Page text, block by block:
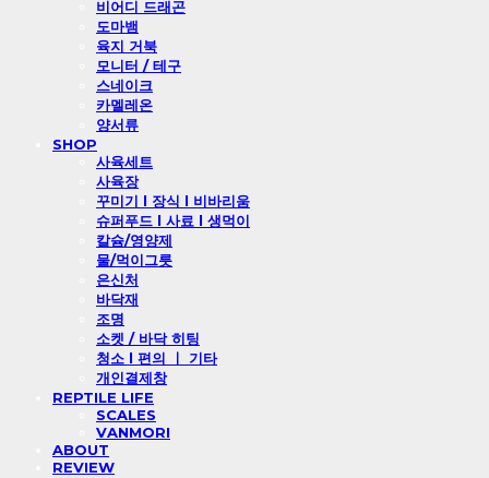
비어디 드래곤
도마뱀
육지 거북
모니터 / 테구
스네이크
카멜레온
양서류
SHOP
사육세트
사육장
꾸미기 l 장식 l 비바리움
슈퍼푸드 l 사료 l 생먹이
칼슘/영양제
물/먹이그릇
은신처
바닥재
조명
소켓 / 바닥 히팅
청소 l 편의 ㅣ 기타
개인결제창
REPTILE LIFE
SCALES
VANMORI
ABOUT
REVIEW